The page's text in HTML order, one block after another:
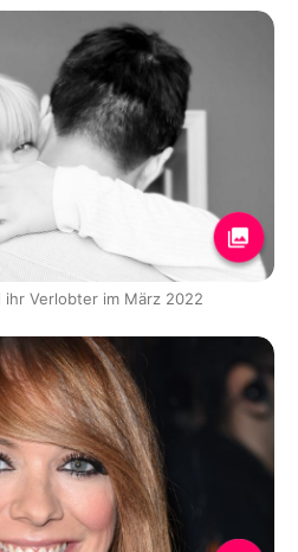
ihr Verlobter im März 2022